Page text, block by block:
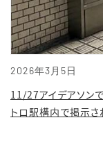
2026年3月5日
11/27アイデアソン
トロ駅構内で掲示さ